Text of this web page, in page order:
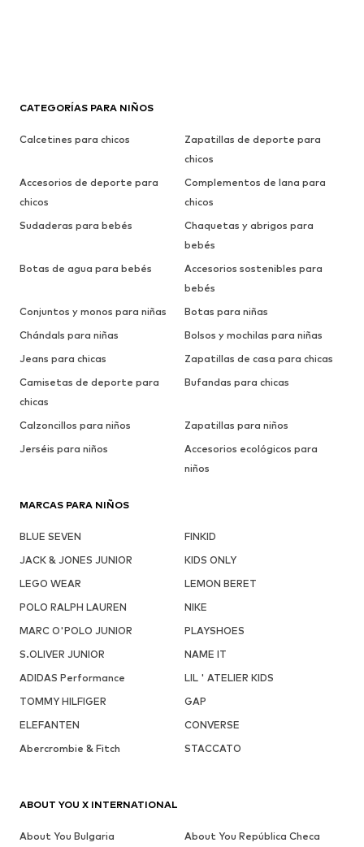
CATEGORÍAS PARA NIÑOS
Calcetines para chicos
Zapatillas de deporte para
chicos
Accesorios de deporte para
chicos
Complementos de lana para
chicos
Sudaderas para bebés
Chaquetas y abrigos para
bebés
Botas de agua para bebés
Accesorios sostenibles para
bebés
Conjuntos y monos para niñas
Botas para niñas
Chándals para niñas
Bolsos y mochilas para niñas
Jeans para chicas
Zapatillas de casa para chicas
Camisetas de deporte para
chicas
Bufandas para chicas
Calzoncillos para niños
Zapatillas para niños
Jerséis para niños
Accesorios ecológicos para
niños
MARCAS PARA NIÑOS
BLUE SEVEN
FINKID
JACK & JONES JUNIOR
KIDS ONLY
LEGO WEAR
LEMON BERET
POLO RALPH LAUREN
NIKE
MARC O'POLO JUNIOR
PLAYSHOES
S.OLIVER JUNIOR
NAME IT
ADIDAS Performance
LIL ' ATELIER KIDS
TOMMY HILFIGER
GAP
ELEFANTEN
CONVERSE
Abercrombie & Fitch
STACCATO
ABOUT YOU X INTERNATIONAL
About You Bulgaria
About You República Checa